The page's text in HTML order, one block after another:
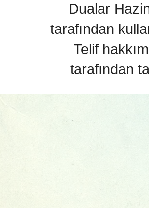
Dualar
tarafından
Telif
tarafından